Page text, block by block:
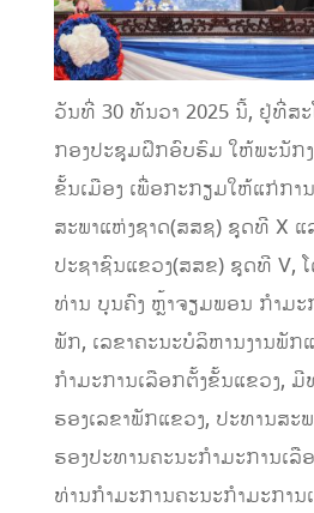
ວັນທີ່ 30 ທັນວາ 2025 ນີ້, ຢູ່ທີ່ສ
ກອງປະຊຸມຝຶກອົບຮົມ ໃຫ້ພະນັກ
ຂັ້ນເມືອງ ເພື່ອກະກຽມໃຫ້ແກ່ກາ
ສະພາແຫ່ງຊາດ(ສສຊ) ຊຸດທີ X ແ
ປະຊາຊົນແຂວງ(ສສຂ) ຊຸດທີ V,
ທ່ານ ບຸນຄົງ ຫຼ້າຈຽມພອນ ກໍາມະ
ພັກ, ເລຂາຄະນະບໍລິຫານງານພັກ
ກໍາມະການເລືອກຕັ້ງຂັ້ນແຂວງ,
ຮອງເລຂາພັກແຂວງ, ປະທານສະ
ຮອງປະທານຄະນະກໍາມະການເລື
ທ່ານກໍາມະການຄະນະກໍາມະການ